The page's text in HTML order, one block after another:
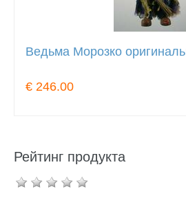
Ведьма Морозко
€ 246.00
Рейтинг продукта